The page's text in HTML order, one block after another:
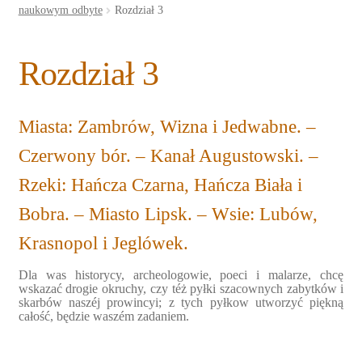
Blogs
Plan na lata 2020-2021
About us
Expand
Association
child
Publications
menu
Sklep
Expand
child
naukowym odbyte
Rozdział 3
Rozdział 3
Miasta: Zambrów, Wizna i Jedwabne. –
Czerwony bór. – Kanał Augustowski. –
Rzeki: Hańcza Czarna, Hańcza Biała i
Bobra. – Miasto Lipsk. – Wsie: Lubów,
Krasnopol i Jeglówek.
Dla was historycy, archeologowie, poeci i malarze, chcę
wskazać drogie okruchy, czy téż pyłki szacownych zabytków i
skarbów naszéj prowincyi; z tych pyłkow utworzyć piękną
całość, będzie waszém zadaniem.